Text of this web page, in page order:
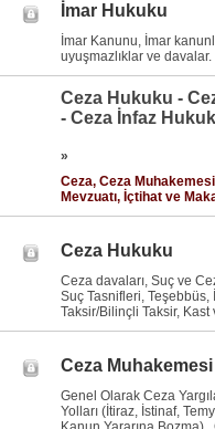
İmar Hukuku
İmar Kanunu, İmar
uyuşmazlıklar ve davalar.
Ceza Hukuku -
- Ceza İnfaz
»
Ceza, Ceza
Mevzuatı, İçtihat ve
Ceza Hukuku
Ceza davaları, Suç ve
Suç Tasnifleri, Teşebbüs,
Taksir/Bilinçli Taksir, Kast
Ceza
Genel Olarak Ceza
Yolları (İtiraz, İstinaf,